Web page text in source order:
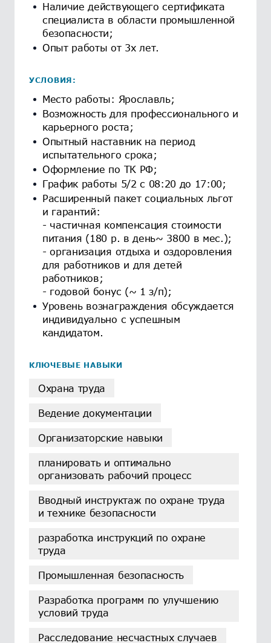
Наличие действующего сертификата
специалиста в области промышленной
безопасности;
Опыт работы от 3х лет.
УСЛОВИЯ:
Место работы: Ярославль;
Возможность для профессионального и
карьерного роста;
Опытный наставник на период
испытательного срока;
Оформление по ТК РФ;
График работы 5/2 с 08:20 до 17:00;
Расширенный пакет социальных льгот
и гарантий:
- частичная компенсация стоимости
питания (180 р. в день~ 3800 в мес.);
- организация отдыха и оздоровления
для работников и для детей
работников;
- годовой бонус (~ 1 з/п);
Уровень вознаграждения обсуждается
индивидуально с успешным
кандидатом.
КЛЮЧЕВЫЕ НАВЫКИ
Охрана труда
Ведение документации
Организаторские навыки
планировать и оптимально
организовать рабочий процесс
Вводный инструктаж по охране труда
и технике безопасности
разработка инструкций по охране
труда
Промышленная безопасность
Разработка программ по улучшению
условий труда
Расследование несчастных случаев